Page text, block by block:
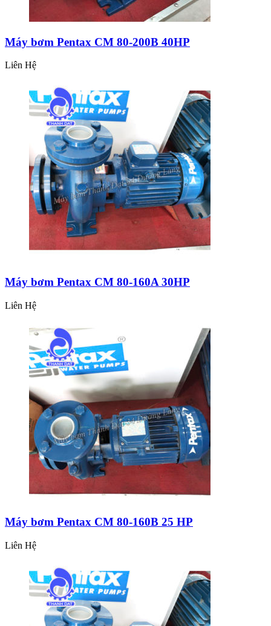
Máy bơm Pentax CM 80-200B 40HP
Liên Hệ
Máy bơm Pentax CM 80-160A 30HP
Liên Hệ
Máy bơm Pentax CM 80-160B 25 HP
Liên Hệ